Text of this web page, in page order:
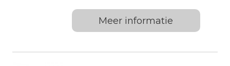
Meer informatie